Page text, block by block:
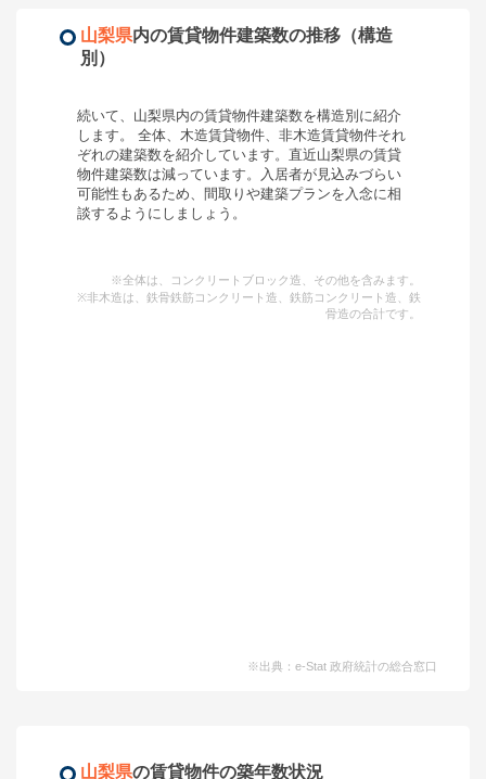
山梨県内の賃貸物件建築数の推移（構造
別）
続いて、 山梨県内の賃貸物件建築数を構造別に紹介
します。 全体、木造賃貸物件、非木造賃貸物件それ
ぞれの建築数を紹介しています。 直近山梨県の賃貸
物件建築数は減っています。入居者が見込みづらい
可能性もあるため、間取りや建築プランを入念に相
談するようにしましょう。
※全体は、コンクリートブロック造、その他を含みます。
※非木造は、鉄骨鉄筋コンクリート造、鉄筋コンクリート造、鉄
骨造の合計です。
※出典：e-Stat 政府統計の総合窓口
山梨県の賃貸物件の築年数状況